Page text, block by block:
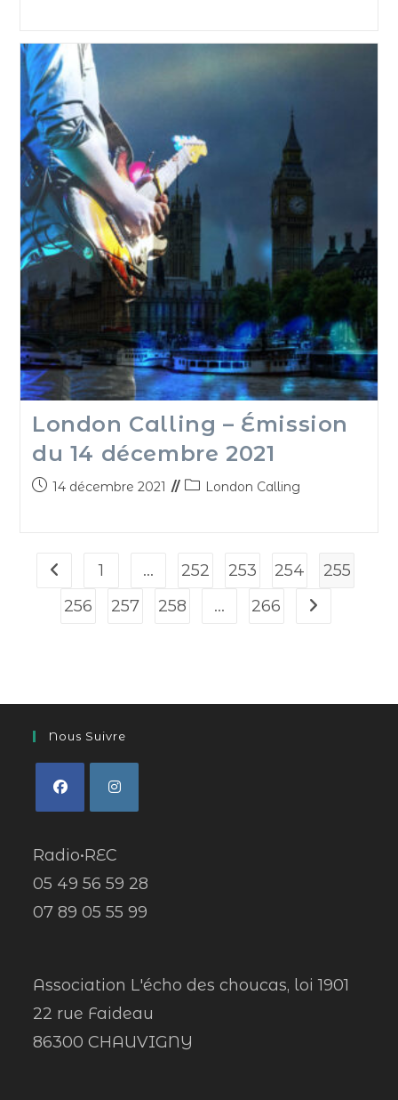
London Calling – Émission
du 14 décembre 2021
14 décembre 2021 London Calling
1 … 252 253 254
255
256
257 258 … 266
Nous Suivre
Radio•REC
05 49 56 59 28
07 89 05 55 99
Association L'écho des choucas, loi 1901
22 rue Faideau
86300 CHAUVIGNY